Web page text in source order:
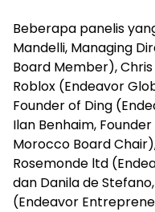
Beberapa panelis
Mandelli, Managing
Board Member),
Roblox (Endeavor
Founder of Ding
Ilan Benhaim,
Morocco Board
Rosemonde ltd
dan Danila de
(Endeavor